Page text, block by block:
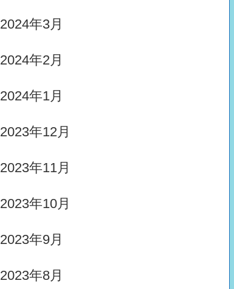
2024年3月
2024年2月
2024年1月
2023年12月
2023年11月
2023年10月
2023年9月
2023年8月